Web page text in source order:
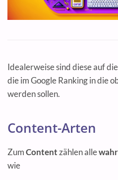
Idealerweise sind diese auf die
die im Google Ranking in die
werden sollen.
Content-Arten
ZumContentzählen alle
wie